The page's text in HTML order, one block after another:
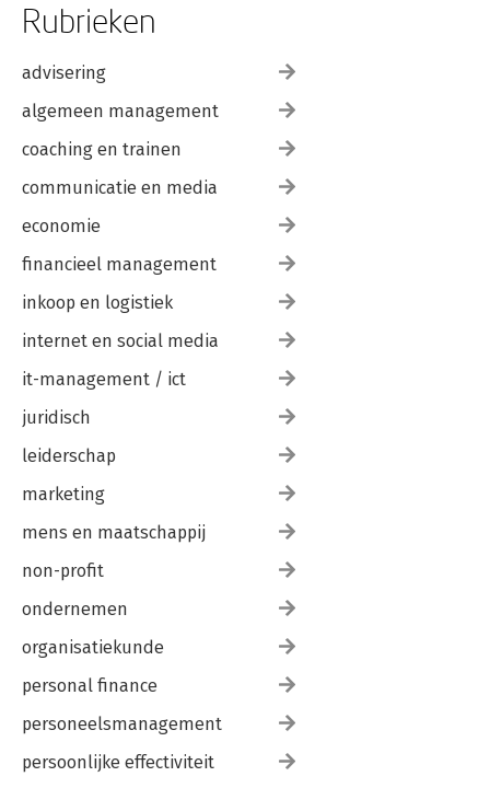
Rubrieken
advisering
algemeen management
coaching en trainen
communicatie en media
economie
financieel management
inkoop en logistiek
internet en social media
it-management / ict
juridisch
leiderschap
marketing
mens en maatschappij
non-profit
ondernemen
organisatiekunde
personal finance
personeelsmanagement
persoonlijke effectiviteit